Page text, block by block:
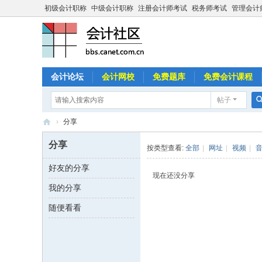
初级会计职称 中级会计职称 注册会计师考试 税务师考试 管理会计
会计论坛 会计网校 免费题库 免费会计课程
帖子
会
计
社
› 分享
分享
好友的分享
我的分享
随便看看
按类型查看: 全部 网址 视频
现在还没分享